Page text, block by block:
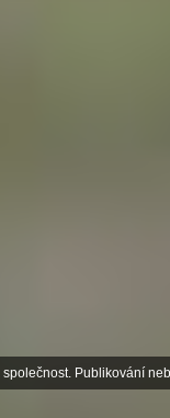
Publikování